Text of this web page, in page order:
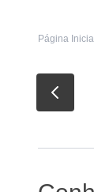
Página